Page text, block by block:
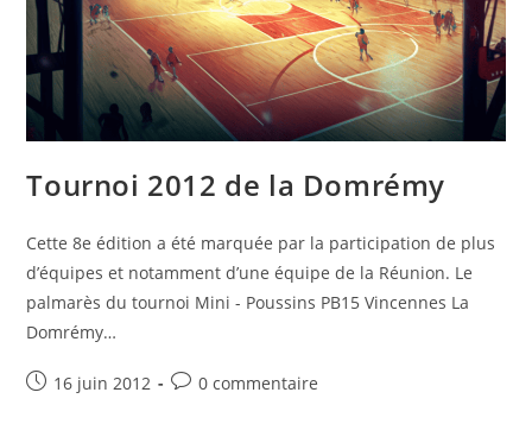
Tournoi 2012 de la Domrémy
Cette 8e édition a été marquée par la participation de plus
d’équipes et notamment d’une équipe de la Réunion. Le
palmarès du tournoi Mini - Poussins PB15 Vincennes La
Domrémy…
16 juin 2012 0 commentaire